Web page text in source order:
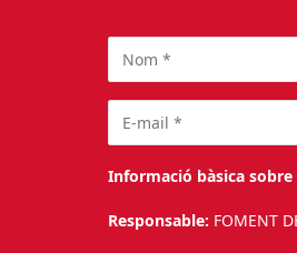
Informació bàsica
Responsable: FOMENT